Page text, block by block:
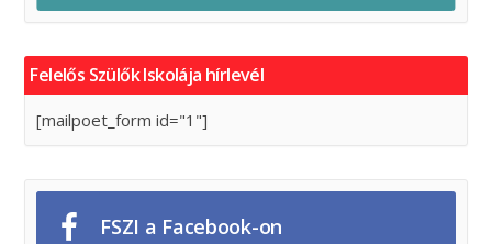
Felelős Szülők Iskolája hírlevél
[mailpoet_form id="1"]
FSZI a Facebook-on